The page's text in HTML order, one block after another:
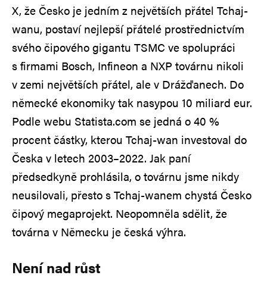
X, že Česko je jedním z největších přátel Tchaj-
wanu, postaví nejlepší přátelé prostřednictvím
svého čipového gigantu TSMC ve spolupráci
s firmami Bosch, Infineon a NXP továrnu nikoli
v zemi největších přátel, ale v Drážďanech. Do
německé ekonomiky tak nasypou 10 miliard eur.
Podle webu Statista.com se jedná o 40 %
procent částky, kterou Tchaj-wan investoval do
Česka v letech 2003–2022. Jak paní
předsedkyně prohlásila, o továrnu jsme nikdy
neusilovali, přesto s Tchaj-wanem chystá Česko
čipový megaprojekt. Neopomněla sdělit, že
továrna v Německu je česká výhra.
Není nad růst